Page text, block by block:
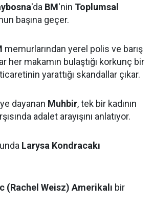
'da BM'nin Toplumsal
başına geçer.
memurlarından yerel polis ve barış
her makamın bulaştığı korkunç bir
yarattığı skandallar çıkar.
dayanan Muhbir, tek bir kadının
adalet arayışını anlatıyor.
Larysa Kondracakı
(Rachel Weisz) Amerikalı bir